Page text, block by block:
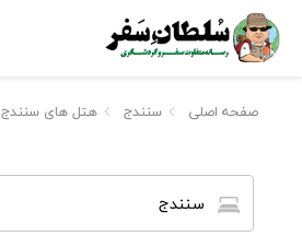
صفحه اصلی سنندج هتل های سنندج
سنندج